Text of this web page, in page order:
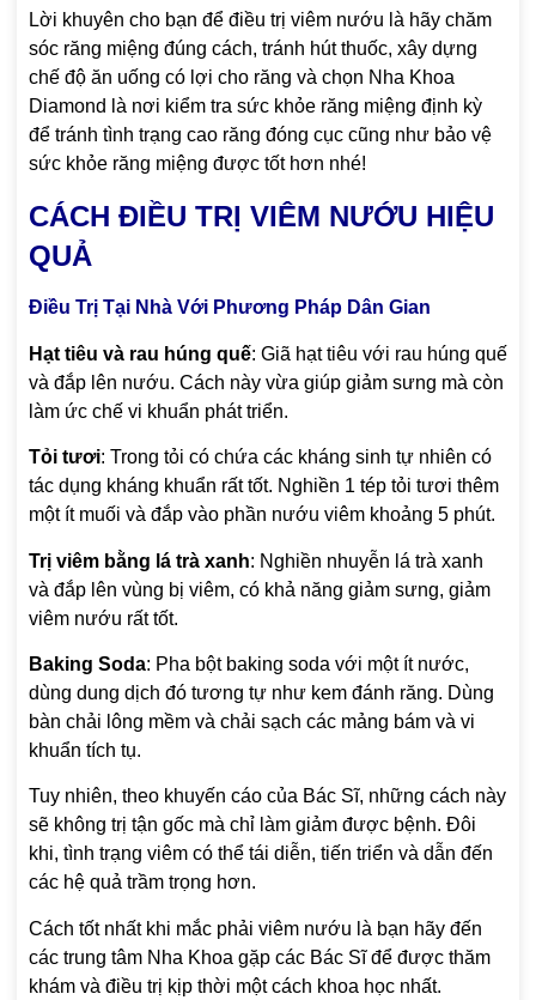
Lời khuyên cho bạn để điều trị viêm nướu là hãy chăm
sóc răng miệng đúng cách, tránh hút thuốc, xây dựng
chế độ ăn uống có lợi cho răng và chọn Nha Khoa
Diamond là nơi kiểm tra sức khỏe răng miệng định kỳ
để tránh tình trạng cao răng đóng cục cũng như bảo vệ
sức khỏe răng miệng được tốt hơn nhé!
CÁCH ĐIỀU TRỊ VIÊM NƯỚU HIỆU
QUẢ
Điều Trị Tại Nhà Với Phương Pháp Dân Gian
Hạt tiêu và rau húng quế: Giã hạt tiêu với rau húng quế
và đắp lên nướu. Cách này vừa giúp giảm sưng mà còn
làm ức chế vi khuẩn phát triển.
Tỏi tươi: Trong tỏi có chứa các kháng sinh tự nhiên có
tác dụng kháng khuẩn rất tốt. Nghiền 1 tép tỏi tươi thêm
một ít muối và đắp vào phần nướu viêm khoảng 5 phút.
Trị viêm bằng lá trà xanh: Nghiền nhuyễn lá trà xanh
và đắp lên vùng bị viêm, có khả năng giảm sưng, giảm
viêm nướu rất tốt.
Baking Soda: Pha bột baking soda với một ít nước,
dùng dung dịch đó tương tự như kem đánh răng. Dùng
bàn chải lông mềm và chải sạch các mảng bám và vi
khuẩn tích tụ.
Tuy nhiên, theo khuyến cáo của Bác Sĩ, những cách này
sẽ không trị tận gốc mà chỉ làm giảm được bệnh. Đôi
khi, tình trạng viêm có thể tái diễn, tiến triển và dẫn đến
các hệ quả trầm trọng hơn.
Cách tốt nhất khi mắc phải viêm nướu là bạn hãy đến
các trung tâm Nha Khoa gặp các Bác Sĩ để được thăm
khám và điều trị kịp thời một cách khoa học nhất.